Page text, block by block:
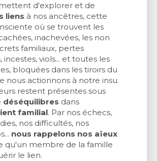
d'explorer et de
liens à nos ancêtres, cette
où se trouvent les
inachevées, les non
familiaux, pertes
incestes, viols... et toutes les
bloquées dans les tiroirs du
nous actionnons à notre insu.
restent présentes sous
déséquilibres dans
familial. Par nos échecs,
nos difficultés, nos
nous rappelons nos aïeux
qu'un membre de la famille
le lien.